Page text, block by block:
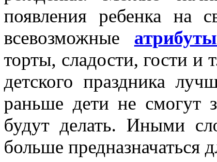
появления ребенка на
всевозможные
торты, сладости, гости и
детского праздника
раньше дети не смогут
будут делать. Иными
больше предназначаться